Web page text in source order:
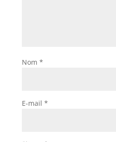
Nom *
E-mail *